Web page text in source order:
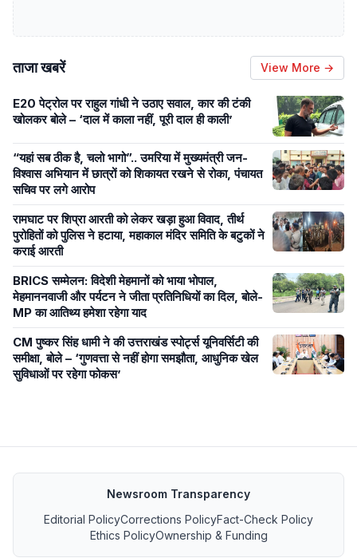
ताजा खबरें View More →
E20 पेट्रोल पर राहुल गांधी ने उठाए सवाल, कार की टंकी
खोलकर बोले – ‘दाल में काला नहीं, पूरी दाल ही काली’
“यहां सब ठीक है, चलो भागो”.. उमरिया में मुख्यमंत्री जन-
विश्वास अभियान में छात्रों को शिकायत रखने से रोका, पंचायत
सचिव पर लगे आरोप
रामघाट पर शिप्रा आरती को लेकर खड़ा हुआ विवाद, तीर्थ
पुरोहितों को पुलिस ने हटाया, महाकाल मंदिर समिति के बटुकों ने
कराई आरती
BRICS सम्मेलन: विदेशी मेहमानों को भाया भोपाल,
मेहमाननवाजी और पर्यटन ने जीता प्रतिनिधियों का दिल, बोले-
MP का आतिथ्य हमेशा रहेगा याद
CM पुष्कर सिंह धामी ने की उत्तराखंड स्पोर्ट्स यूनिवर्सिटी की
समीक्षा, बोले – ‘गुणवत्ता से नहीं होगा समझौता, आधुनिक खेल
सुविधाओं पर रहेगा फोकस’
Newsroom Transparency
Editorial PolicyCorrections PolicyFact-Check Policy
Ethics PolicyOwnership & Funding